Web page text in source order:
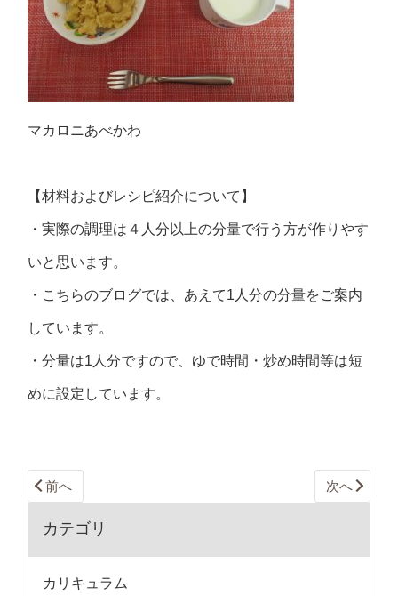
マカロニあべかわ
【材料およびレシピ紹介について】
・実際の調理は４人分以上の分量で行う方が作りやす
いと思います。
・こちらのブログでは、あえて1人分の分量をご案内
しています。
・分量は1人分ですので、ゆで時間・炒め時間等は短
めに設定しています。
前へ 次へ
カテゴリ
カリキュラム